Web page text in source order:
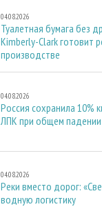
04.08.2026
Туалетная бумага без
Kimberly-Clark готовит
производстве
04.08.2026
Россия сохранила 10%
ЛПК при общем
04.08.2026
Реки вместо дорог:
водную логистику